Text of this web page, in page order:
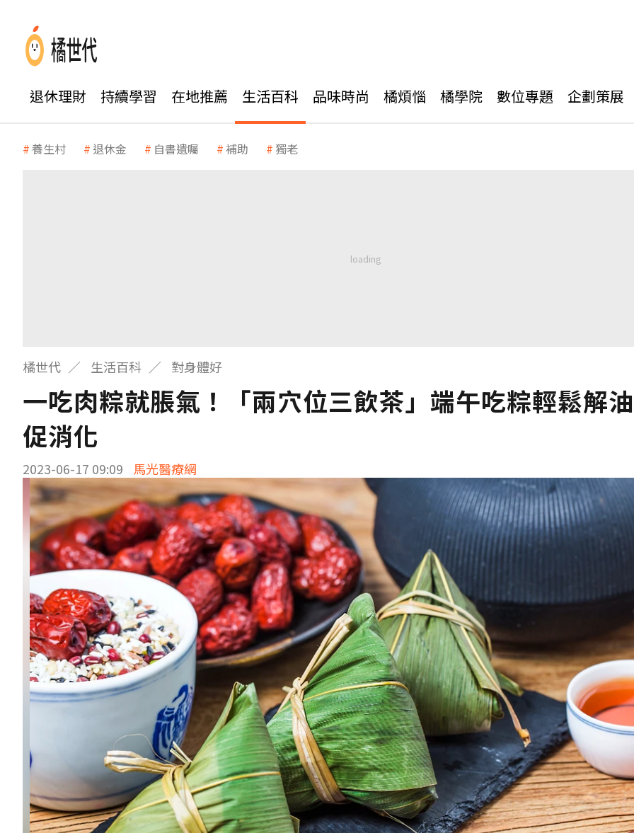
退休理財 持續學習 在地推薦 生活百科 品味時尚 橘煩惱 橘學院 數位專題 企劃策展
養生村 退休金 自書遺囑 補助 獨老
橘世代 生活百科 對身體好
一吃肉粽就脹氣！「兩穴位三飲茶」端午吃粽輕鬆解
促消化
2023-06-17 09:09 馬光醫療網